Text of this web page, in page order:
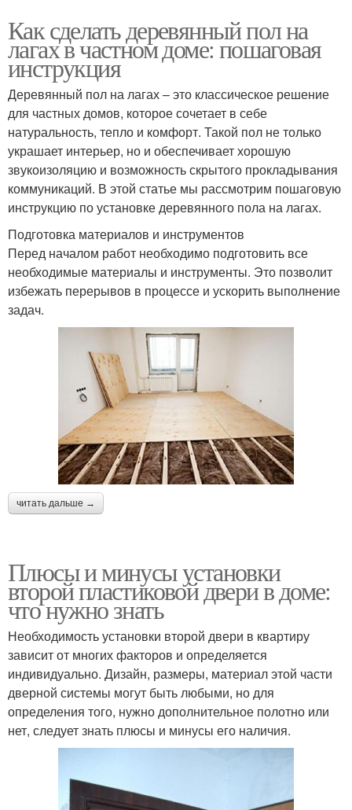
Как сделать деревянный пол на
лагах в частном доме: пошаговая
инструкция
Деревянный пол на лагах – это классическое решение
для частных домов, которое сочетает в себе
натуральность, тепло и комфорт. Такой пол не только
украшает интерьер, но и обеспечивает хорошую
звукоизоляцию и возможность скрытого прокладывания
коммуникаций. В этой статье мы рассмотрим пошаговую
инструкцию по установке деревянного пола на лагах.
Подготовка материалов и инструментов
Перед началом работ необходимо подготовить все
необходимые материалы и инструменты. Это позволит
избежать перерывов в процессе и ускорить выполнение
задач.
читать дальше →
Плюсы и минусы установки
второй пластиковой двери в доме:
что нужно знать
Необходимость установки второй двери в квартиру
зависит от многих факторов и определяется
индивидуально. Дизайн, размеры, материал этой части
дверной системы могут быть любыми, но для
определения того, нужно дополнительное полотно или
нет, следует знать плюсы и минусы его наличия.